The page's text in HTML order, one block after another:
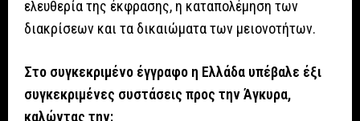
ελευθερία της έκφρασης, η καταπολέμηση των
διακρίσεων και τα δικαιώματα των μειονοτήτων.
Στο συγκεκριμένο έγγραφο η Ελλάδα υπέβαλε έξι
συγκεκριμένες συστάσεις προς την Άγκυρα,
καλώντας την: